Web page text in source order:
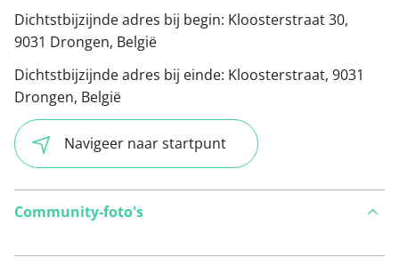
Dichtstbijzijnde adres bij begin: Kloosterstraat 30,
9031 Drongen, België
Dichtstbijzijnde adres bij einde: Kloosterstraat, 9031
Drongen, België
Navigeer naar startpunt
Community-foto's